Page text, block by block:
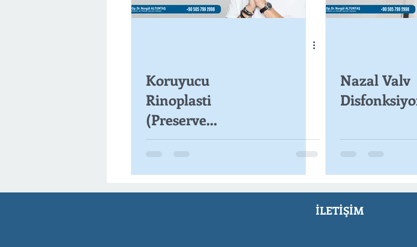
Koruyucu
Rinoplasti
(Preserve
Rinoplasti)
Nazal Valv
İLETİŞİM